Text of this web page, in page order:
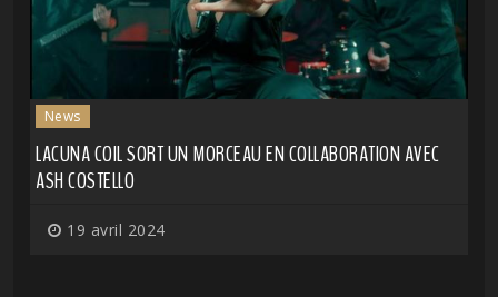
News
LACUNA COIL SORT UN MORCEAU EN COLLABORATION AVEC
ASH COSTELLO
19 avril 2024